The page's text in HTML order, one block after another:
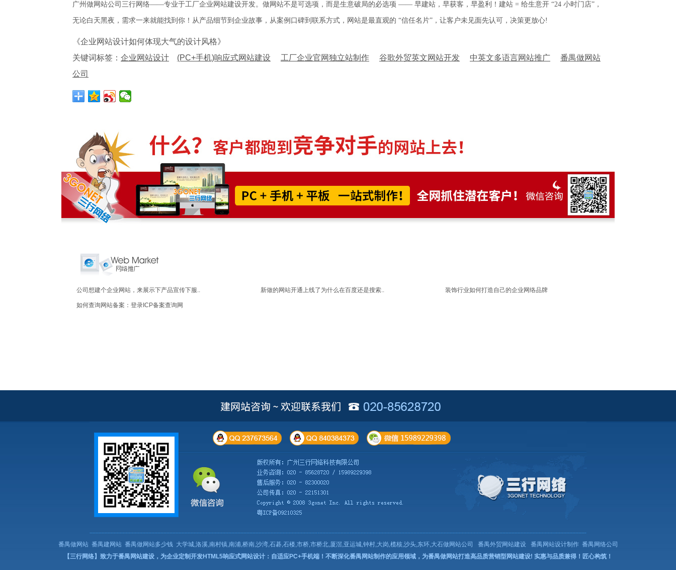
广州做网站公司三行网络——专业于工厂企业网站建设开发。做网站不是可选项，而是生意破局的必选项 —— 早建站，早获客，早盈利！建站 = 给生意开 “24 小时门店”，
无论白天黑夜，需求一来就能找到你！从产品细节到企业故事，从案例口碑到联系方式，网站是最直观的 “信任名片”，让客户未见面先认可，决策更放心!
《企业网站设计如何体现大气的设计风格》
关键词标签： 企业网站设计 (PC+手机)响应式网站建设 工厂企业官网独立站制作 谷歌外贸英文网站开发 中英文多语言网站推广
番禺做网站
公司
公司想建个企业网站，来展示下产品宣传下服.. 新做的网站开通上线了为什么在百度还是搜索.. 装饰行业如何打造自己的企业网络品牌
如何查询网站备案：登录ICP备案查询网
番禺做网站 番禺建网站 番禺做网站多少钱 大学城,洛溪,南村镇,南浦,桥南,沙湾,石碁,石楼,市桥,市桥北,厦滘,亚运城,钟村,大岗,榄核,沙头,东环,大石做网站公司 番禺外贸网站建设 番禺网站设计制作 番禺网络公司
【三行网络】致力于番禺网站建设，为企业定制开发HTML5响应式网站设计：自适应PC+手机端！不断深化番禺网站制作的应用领域，为番禺做网站打造高品质营销型网站建设! 实惠与品质兼得！匠心构筑！